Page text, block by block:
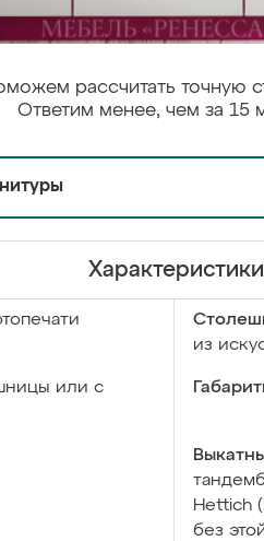
рассчитать точную
Ответим менее, чем за 15
Характеристики
из
или с
Hettich
без